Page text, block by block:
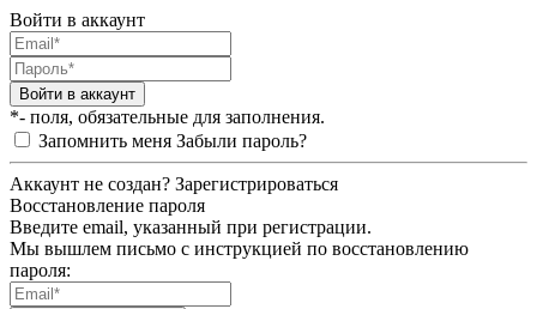
Войти в аккаунт
Войти в аккаунт
*- поля, обязательные для заполнения.
Запомнить меня Забыли пароль?
Аккаунт не создан? Зарегистрироваться
Восстановление пароля
Введите email, указанный при регистрации.
Мы вышлем письмо с инструкцией по восстановлению
пароля: